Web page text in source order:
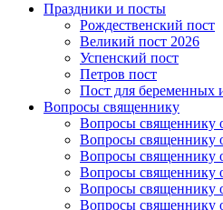
Праздники и посты
Рождественский пост
Великий пост 2026
Успенский пост
Петров пост
Пост для беременных
Вопросы священнику
Вопросы священнику
Вопросы священнику
Вопросы священнику
Вопросы священнику
Вопросы священнику
Вопросы священнику